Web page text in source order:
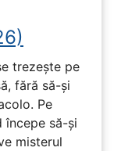
trezește pe
fără să-și
Pe
începe să-și
misterul